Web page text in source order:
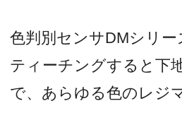
色判別センサDMシリー
ティーチングすると下
で、あらゆる色のレジ